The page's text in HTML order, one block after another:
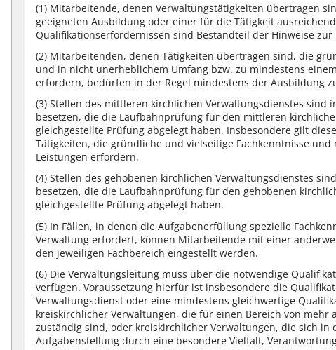
(1) Mitarbeitende, denen Verwaltungstätigkeiten übertragen
geeigneten Ausbildung oder einer für die Tätigkeit
Qualifikationserfordernissen sind Bestandteil der Hinweise zur
(2) Mitarbeitenden, denen Tätigkeiten übertragen sind, die
und in nicht unerheblichem Umfang bzw. zu mindestens
erfordern, bedürfen in der Regel mindestens der Ausbildung
(3) Stellen des mittleren kirchlichen Verwaltungsdienstes sind
besetzen, die die Laufbahnprüfung für den mittleren
gleichgestellte Prüfung abgelegt haben. Insbesondere gilt
Tätigkeiten, die gründliche und vielseitige Fachkenntnisse
Leistungen erfordern.
(4) Stellen des gehobenen kirchlichen Verwaltungsdienstes
besetzen, die die Laufbahnprüfung für den gehobenen
gleichgestellte Prüfung abgelegt haben.
(5) In Fällen, in denen die Aufgabenerfüllung spezielle
Verwaltung erfordert, können Mitarbeitende mit einer
den jeweiligen Fachbereich eingestellt werden.
(6) Die Verwaltungsleitung muss über die notwendige
verfügen. Voraussetzung hierfür ist insbesondere die
Verwaltungsdienst oder eine mindestens gleichwertige
kreiskirchlicher Verwaltungen, die für einen Bereich von mehr
zuständig sind, oder kreiskirchlicher Verwaltungen, die sich in
Aufgabenstellung durch eine besondere Vielfalt,